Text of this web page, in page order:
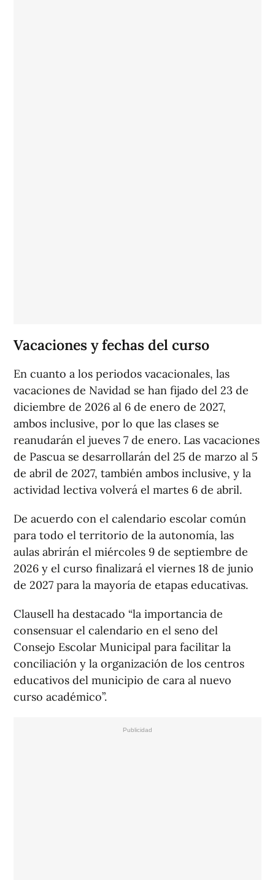
Vacaciones y fechas del curso
En cuanto a los periodos vacacionales, las
vacaciones de Navidad se han fijado del 23 de
diciembre de 2026 al 6 de enero de 2027,
ambos inclusive, por lo que las clases se
reanudarán el jueves 7 de enero. Las vacaciones
de Pascua se desarrollarán del 25 de marzo al 5
de abril de 2027, también ambos inclusive, y la
actividad lectiva volverá el martes 6 de abril.
De acuerdo con el calendario escolar común
para todo el territorio de la autonomía, las
aulas abrirán el miércoles 9 de septiembre de
2026 y el curso finalizará el viernes 18 de junio
de 2027 para la mayoría de etapas educativas.
Clausell ha destacado “la importancia de
consensuar el calendario en el seno del
Consejo Escolar Municipal para facilitar la
conciliación y la organización de los centros
educativos del municipio de cara al nuevo
curso académico”.